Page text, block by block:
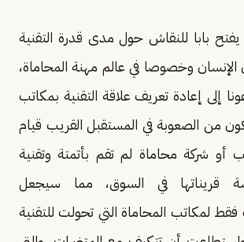
يفتح بابا للنقاش حول مدى قدرة التقنية
وخصوصا في عالم مهنة المحاماة،
إلى إعادة تعريف علاقة التقنية بمكاتب
من الصعوبة في المستقبل القريب قيام
شركة محاماة لم تقم بأتمتة وتقنية
قريناتها في السوق، مما سيجعل
لمكاتب المحاماة التي تحولت للتقنية